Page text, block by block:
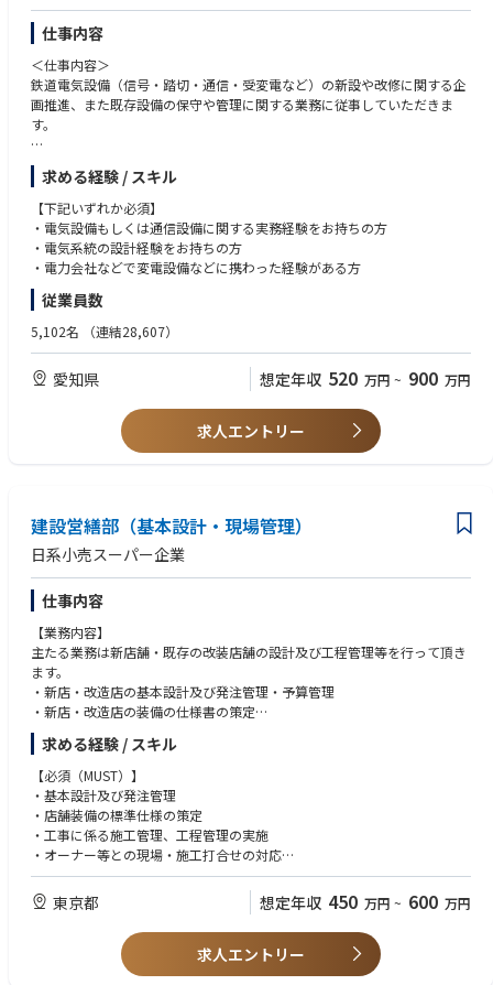
仕事内容
＜仕事内容＞
鉄道電気設備（信号・踏切・通信・受変電など）の新設や改修に関する企
画推進、また既存設備の保守や管理に関する業務に従事していただきま
す。
＜具体的な業務内容＞
・鉄道電気設備（信号、踏切、通信・無線設備、受変電設備、駅・トンネ
ル等の電気設備全般）の新設・改良工事の計画、発注、監理
・既存設備の維持・管理計画の策定（ライフサイクル設定、更新計画立
案、設備保全など）
・高架化事業や駅改良事業における電気設備の新設や更新を担当
・上記以外にも機械化や自動化など社内プロジェクト全般における電気や
通信の知見が必要とされる場面で活躍
・キャリアを通じて、当社とグループ会社（在籍出向）の業務を経験する
ことで、企画構想など「発注者」の仕事から設計や施工管理など「受注
求める経験 / スキル
【下記いずれか必須】
・電気設備もしくは通信設備に関する実務経験をお持ちの方
・電気系統の設計経験をお持ちの方
・電力会社などで変電設備などに携わった経験がある方
従業員数
5,102名 （連結28,607）
愛知県 想定年収 520 万円 ~ 900 万円
求人エントリー
建設営繕部（基本設計・現場管理）
日系小売スーパー企業
仕事内容
【業務内容】
主たる業務は新店舗・既存の改装店舗の設計及び工程管理等を行って頂き
ます。
・新店・改造店の基本設計及び発注管理・予算管理
・新店・改造店の装備の仕様書の策定
・建築基準法、その他関係法規の届け出・許認可の手続き、管理など
・新店・改造店の工事に係る施工管理、工程管理の実施
・オーナー等との現場・施工に関する打合せの対応
・工事請負取引先の選定ならびに発注、コスト管理
・工事に関する資料作成、社内調整・説明等の事務的業務 等
【採用背景】
【組織構成】
建設営繕部は4つのチームに分かれています。
1.建設チーム ※今回の募集ポジション
課長・担当社員を含めて8名が在籍しています。（内5名は中途入社です）
求める経験 / スキル
【必須（MUST）】
・基本設計及び発注管理
・店舗装備の標準仕様の策定
・工事に係る施工管理、工程管理の実施
・オーナー等との現場・施工打合せの対応
・設備管理、修繕
上記いずれかの業務経験がある方、または一部携わったことがある方
・普通自動車第一種運転免許を取得している方
【歓迎（WANT）】
東京都 想定年収 450 万円 ~ 600 万円
求人エントリー